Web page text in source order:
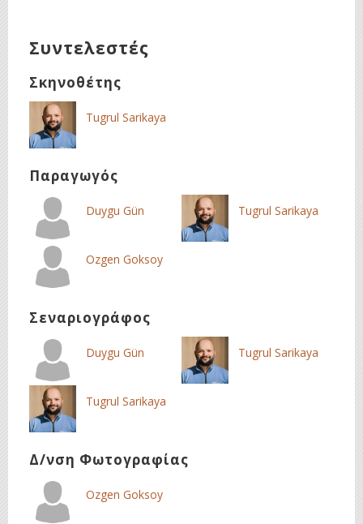
Συντελεστές
Σκηνοθέτης
Tugrul Sarikaya
Παραγωγός
Duygu Gün Tugrul Sarikaya
Ozgen Goksoy
Σεναριογράφος
Duygu Gün Tugrul Sarikaya
Tugrul Sarikaya
Δ/νση Φωτογραφίας
Ozgen Goksoy